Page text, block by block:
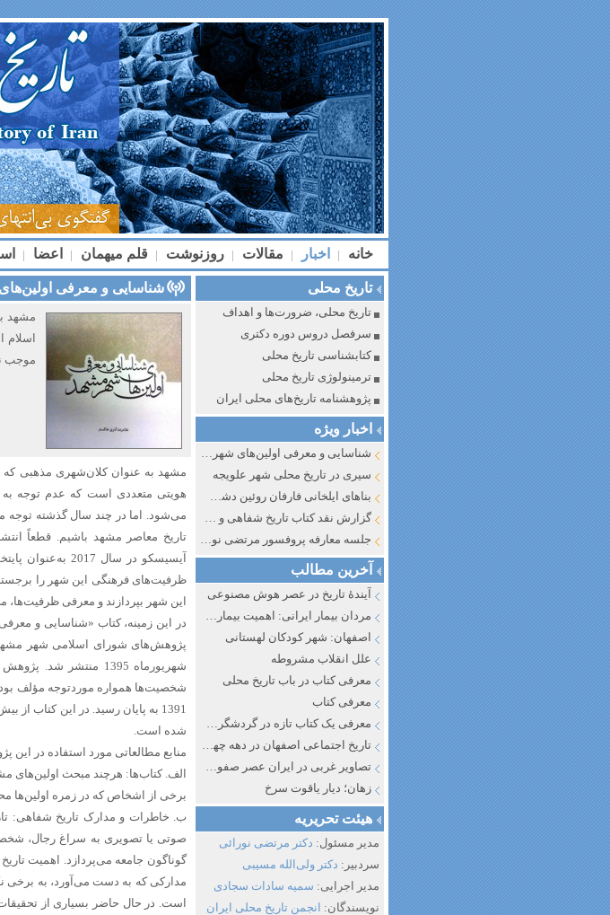
خانه | اخبار | مقالات | روزنوشت | قلم میهمان | اعضا |
تاریخ محلی
تاریخ محلی، ضرورت‌ها و اهداف
سرفصل دروس دوره دکتری
کتابشناسی تاریخ محلی
ترمینولوژی تاریخ محلی
پژوهشنامه تاریخ‌های محلی ایران
اخبار ویژه
شناسایی و معرفی اولین‌های شهر مشهد
سیری در تاریخ محلی شهر علویجه
بناهای ایلخانی فارفان روئین دشت اصفهان
گزارش نقد کتاب تاریخ شفاهی و جایگاه آن در تاریخ نگاری معاصر ایران ۱۳۸۵-۱۳۵۸
جلسه معارفه پروفسور مرتضی نورائی در دپارتمان شرق‌شناسی دانشگاه صوفیا، بلغارستان
آخرین مطالب
آیندهٔ تاریخ در عصر هوش مصنوعی
مردان بیمار ایرانی: اهمیت بیماری به عنوان عاملی در تفسیر تاریخ سیاسی ایران جدید
اصفهان: شهر کودکان لهستانی
علل انقلاب مشروطه
معرفی کتاب در باب تاریخ محلی
معرفی کتاب
معرفی یک کتاب تازه در گردشگری اصفهان
تاریخ اجتماعی اصفهان در دهه چهل و پنجاه از نگاه طنز نوروز جمشاد
تصاویر غربی در ایران عصر صفوی و قاجار
زهان؛ دیار یاقوت سرخ
هیئت تحریریه
مدیر مسئول: دکتر مرتضی نورائی
سردبیر: دکتر ولی‌الله مسیبی
مدیر اجرایی: سمیه سادات سجادی
نویسندگان: انجمن تاریخ محلی ایران
شناسایی و معرفی
مشهد
موجب
مشهد به ‌عنوان کلان‌شهری مذهبی که
هویتی متعددی است که عدم توجه
می‌شود. اما در چند سال گذشته توجه
تاریخ معاصر مشهد باشیم. قطعاً
آیسیسکو در
ظرفیت‌های فرهنگی این شهر را برجسته
این شهر بپردازند و معرفی
در این زمینه، کتاب «شناسایی و
شهریورماه 1395
شده است.
منابع مطالعاتی مورد استفاده در
الف. کتاب‌ها: هرچند مبحث اولین‌های
برخی از اشخاص که در زمره
ب. خاطرات و مدارک تاریخ شفاهی:
صوتی یا تصویری به سراغ رجال،
گوناگون جامعه می‌پردازد. اهمیت
مدارکی که به دست می‌آورد، به برخی
است. در حال حاضر بسیاری از